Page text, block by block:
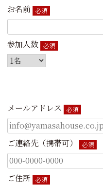
お名前 必須
参加人数 必須
メールアドレス 必須
ご連絡先（携帯可） 必須
ご住所 必須